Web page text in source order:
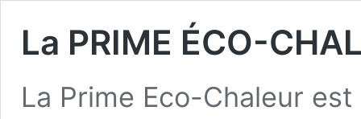
La PRIME ÉCO-
La Prime Eco-Chaleur